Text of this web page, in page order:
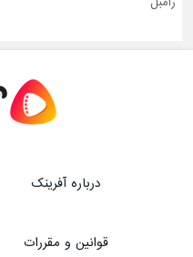
درباره آفرینک
قوانین و مقررات